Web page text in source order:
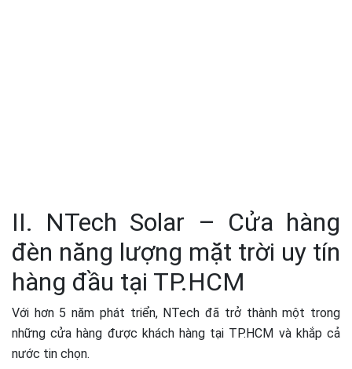
II. NTech Solar – Cửa hàng
đèn năng lượng mặt trời uy tín
hàng đầu tại TP.HCM
Với hơn 5 năm phát triển, NTech đã trở thành một trong
những cửa hàng được khách hàng tại TP.HCM và khắp cả
nước tin chọn.